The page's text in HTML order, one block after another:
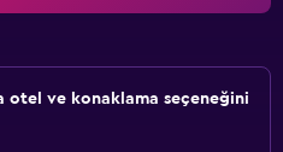
otel ve konaklama seçeneğini